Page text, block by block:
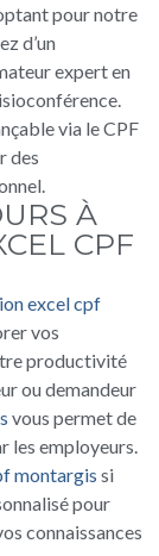
pour notre
d’un
expert en
via le CPF
des
À
CPF
excel cpf
vos
productivité
ou demandeur
vous permet de
les employeurs.
montargis si
pour
connaissances